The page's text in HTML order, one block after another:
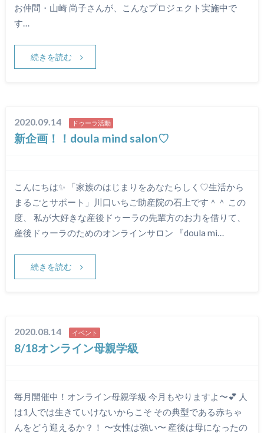
お仲間・山崎 尚子さんが、こんなプロジェクト実施中で
す…
続きを読む
2020.09.14 ドゥーラ活動
新企画！！doula mind salon♡
こんにちは✨ 「家族のはじまりをあなたらしく♡生活から
まるごとサポート」川口いちご助産院の石上です＾＾ この
度、 私が大好きな産後ドゥーラの先輩方のお力を借りて、
産後ドゥーラのためのオンラインサロン 『doula mi…
続きを読む
2020.08.14 イベント
8/18オンライン母親学級
毎月開催中！オンライン母親学級 今月もやりますよ〜💕 人
は1人では生きていけないからこそ その典型である赤ちゃ
んをどう迎えるか？！ 〜女性は強い〜 産後は母になったの